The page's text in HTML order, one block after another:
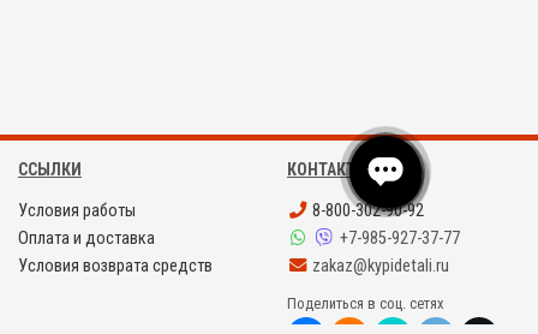
ССЫЛКИ
Условия работы
Оплата и доставка
Условия возврата средств
КОНТАКТЫ
8-800-302-90-92
+7-985-927-37-77
zakaz@kypidetali.ru
Поделиться в соц. сетях